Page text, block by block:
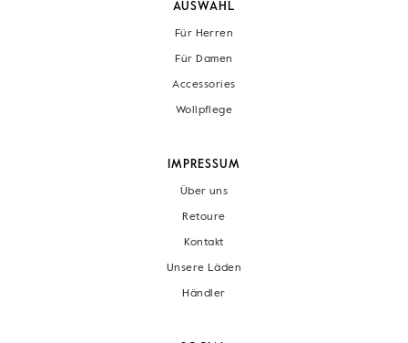
AUSWAHL
Für Herren
Für Damen
Accessories
Wollpflege
IMPRESSUM
Über uns
Retoure
Kontakt
Unsere Läden
Händler